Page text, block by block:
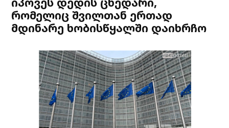
რომელიც შვილთან ერთად
მდინარე ხობისწყალში დაიხრჩო